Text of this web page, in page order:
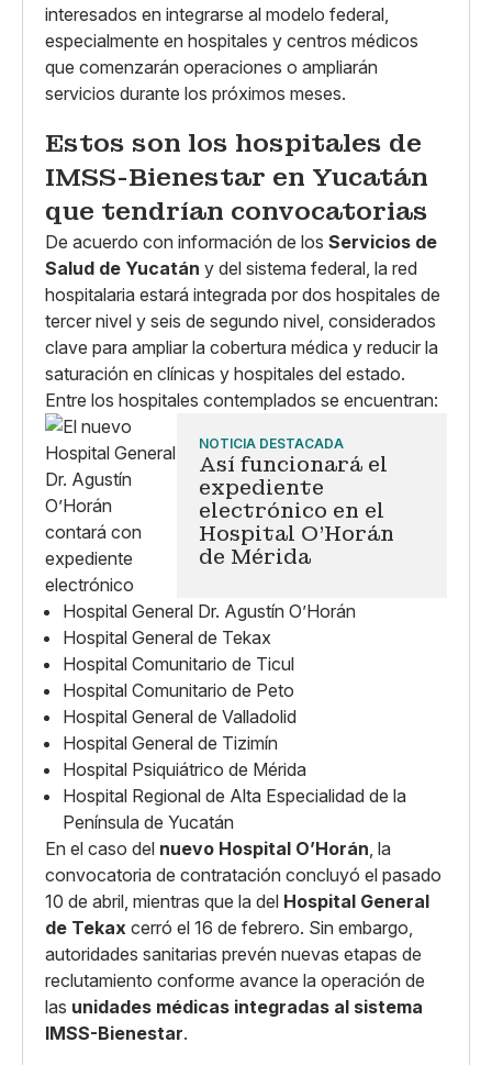
interesados en integrarse al modelo federal,
especialmente en hospitales y centros médicos
que comenzarán operaciones o ampliarán
servicios durante los próximos meses.
Estos son los hospitales de
IMSS-Bienestar en Yucatán
que tendrían convocatorias
De acuerdo con información de los Servicios de
Salud de Yucatán y del sistema federal, la red
hospitalaria estará integrada por dos hospitales de
tercer nivel y seis de segundo nivel, considerados
clave para ampliar la cobertura médica y reducir la
saturación en clínicas y hospitales del estado.
Entre los hospitales contemplados se encuentran:
NOTICIA DESTACADA
Así funcionará el
expediente
electrónico en el
Hospital O’Horán
de Mérida
Hospital General Dr. Agustín O’Horán
Hospital General de Tekax
Hospital Comunitario de Ticul
Hospital Comunitario de Peto
Hospital General de Valladolid
Hospital General de Tizimín
Hospital Psiquiátrico de Mérida
Hospital Regional de Alta Especialidad de la
Península de Yucatán
En el caso del nuevo Hospital O’Horán , la
convocatoria de contratación concluyó el pasado
10 de abril, mientras que la del Hospital General
de Tekax cerró el 16 de febrero. Sin embargo,
autoridades sanitarias prevén nuevas etapas de
reclutamiento conforme avance la operación de
las unidades médicas integradas al sistema
IMSS-Bienestar.